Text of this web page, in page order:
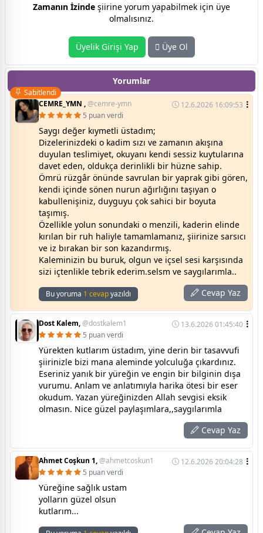
Zamanın İzinde şiirine yorum yapabilmek için üye
olmalısınız.
Üyelik Girişi Yap Üye Ol
Yorumlar
Sabitlendi
CEMRE_YMN ,@cemre-ymn
12.6.2026 16:09:53
5 puan verdi
Saygı değer kıymetli üstadım;
Dizelerinizdeki o kadim sızı ve zamanın akışına
duyulan teslimiyet, okuyanı kendi sessiz kuytularına
davet eden, oldukça derinlikli bir hüzne sahip.
Ömrü rüzgâr önünde savrulan bir yaprak gibi gören,
kendi içinde sönen nurun ağırlığını taşıyan o
kabullenişiniz, duyguyu çok sahici bir boyuta
taşımış.
Özellikle yolun sonundaki o menzili, kaderin elinde
kırılan bir ruh haliyle tamamlamanız, şiirinize sarsıcı
ve iz bırakan bir son kazandırmış.
Kaleminizin bu buruk, olgun ve içsel sesi karşısında
sizi içtenlikle tebrik ederim.selsm ve saygılarımla..
Bu yoruma 1 cevapyazıldı Cevap Yaz
Dost Kalem,@dostkalem1
13.6.2026 01:45:40
5 puan verdi
Yürekten kutlarım üstadım, yine derin bir tasavvufi
şiirinizle bizi mana aleminde yolculuğa çıkardınız.
Eseriniz yanık bir yüreğin ve engin bir bilginin dışa
vurumu. Anlam ve anlatımıyla harika ötesi bir eser
okudum. Yazan yüreğinizden Allah sevgisi eksik
olmasın. Nice güzel paylaşımlara,,saygılarımla
Cevap Yaz
Ahmet Coşkun 1,@ahmetcoskun1
12.6.2026 20:04:28
5 puan verdi
Yüreğine sağlık ustam
yolların güzel olsun
kutlarım...